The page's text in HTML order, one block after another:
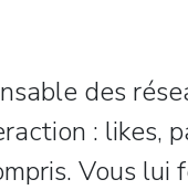
des
: likes,
Vous lui